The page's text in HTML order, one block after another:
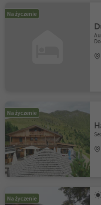
Na życzenie
Na życzenie
Na życzenie